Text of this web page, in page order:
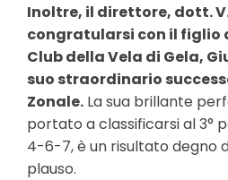
Inoltre, il direttore, dott.
congratularsi con il figlio
Club della Vela di Gela,
suo straordinario
Zonale. La sua brillante
portato a classificarsi al 3°
4-6-7, è un risultato degno
plauso.